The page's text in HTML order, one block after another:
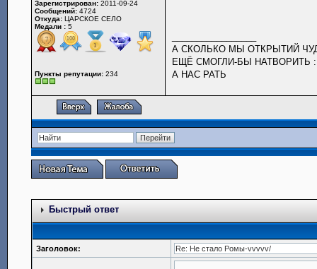
Зарегистрирован: 2011-09-24
Сообщений: 4724
Откуда: ЦАРСКОЕ СЕЛО
Медали : 5
Пункты репутации: 234
А СКОЛЬКО МЫ ОТКРЫТИЙ
ЕЩЁ СМОГЛИ-БЫ НАТВОРИТЬ :
А НАС РАТЬ
Быстрый ответ
Заголовок: